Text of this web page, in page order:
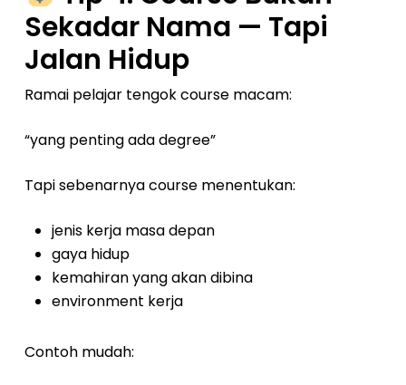
Sekadar Nama — Tapi
Jalan Hidup
Ramai pelajar tengok course macam:
“yang penting ada degree”
Tapi sebenarnya course menentukan:
jenis kerja masa depan
gaya hidup
kemahiran yang akan dibina
environment kerja
Contoh mudah: